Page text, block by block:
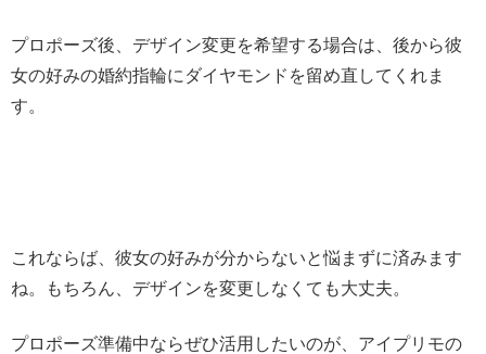
プロポーズ後、デザイン変更を希望する場合は、後から彼
女の好みの婚約指輪にダイヤモンドを留め直してくれま
す。
これならば、彼女の好みが分からないと悩まずに済みます
ね。もちろん、デザインを変更しなくても大丈夫。
プロポーズ準備中ならぜひ活用したいのが、アイプリモの